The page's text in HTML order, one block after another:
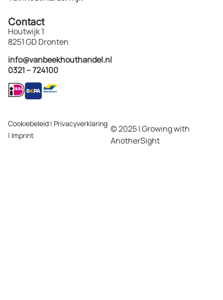
Contact
Houtwijk 1
8251 GD Dronten
info@vanbeekhouthandel.nl
0321 – 724100
© 2025 | Growing with
AnotherSight
Cookiebeleid | Privacyverklaring
| Imprint